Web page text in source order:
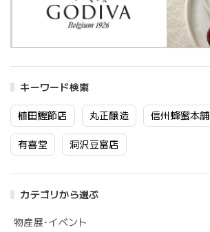
キーワード検索
植田鰹節店 丸正醸造 信州蜂蜜本舗
有喜堂 洞沢豆富店
カテゴリから選ぶ
物産展･イベント